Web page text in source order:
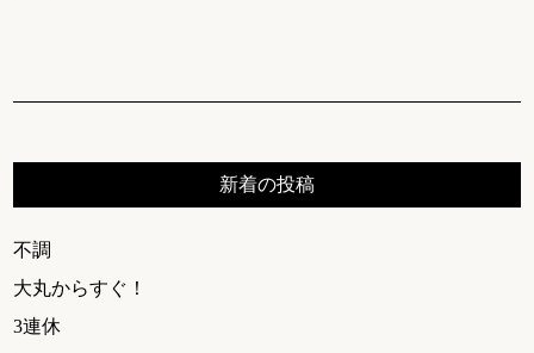
新着の投稿
不調
大丸からすぐ！
3連休